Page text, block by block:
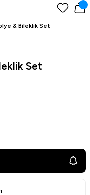
& Bileklik Set
Set